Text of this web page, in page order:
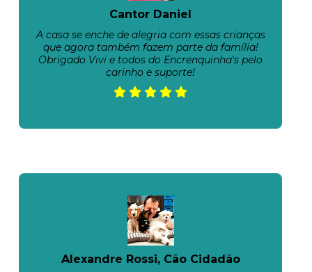
Cantor Daniel
A casa se enche de alegria com essas crianças
que agora também fazem parte da família!
Obrigado Vivi e todos do Encrenquinha's pelo
carinho e suporte!
Alexandre Rossi, Cão Cidadão